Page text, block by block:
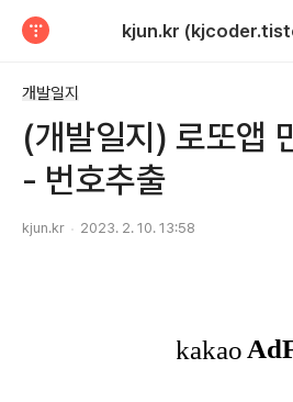
kjun.kr
개발일지
(개발일지) 로또앱
- 번호추출
kjun.kr 2023. 2. 10. 13:58